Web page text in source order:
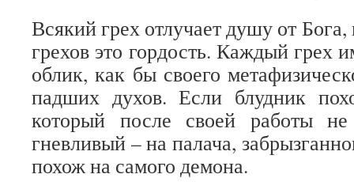
Всякий грех отлучает душу от
грехов это гордость. Каждый грех
облик, как бы своего
падших духов. Если блудник
который после своей работы
гневливый – на палача,
похож на самого демона.